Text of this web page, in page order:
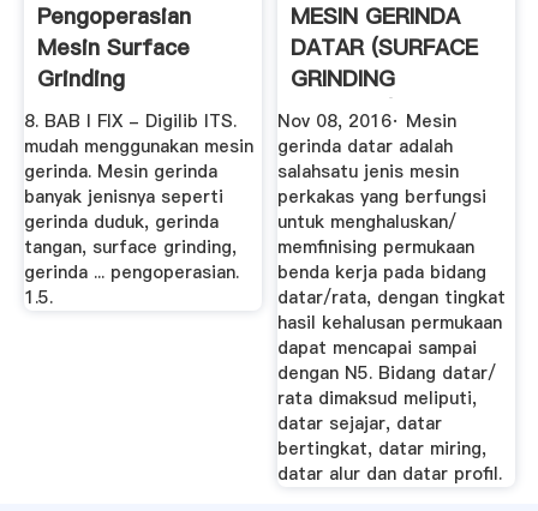
Pengoperasian
Mesin Surface
Grinding
8. BAB I FIX - Digilib ITS.
mudah menggunakan mesin
gerinda. Mesin gerinda
banyak jenisnya seperti
gerinda duduk, gerinda
tangan, surface grinding,
gerinda ... pengoperasian.
1.5.
MESIN GERINDA
DATAR (SURFACE
GRINDING
MACHINE)
Nov 08, 2016· Mesin
gerinda datar adalah
salahsatu jenis mesin
perkakas yang berfungsi
untuk menghaluskan/
memfinising permukaan
benda kerja pada bidang
datar/rata, dengan tingkat
hasil kehalusan permukaan
dapat mencapai sampai
dengan N5. Bidang datar/
rata dimaksud meliputi,
datar sejajar, datar
bertingkat, datar miring,
datar alur dan datar profil.